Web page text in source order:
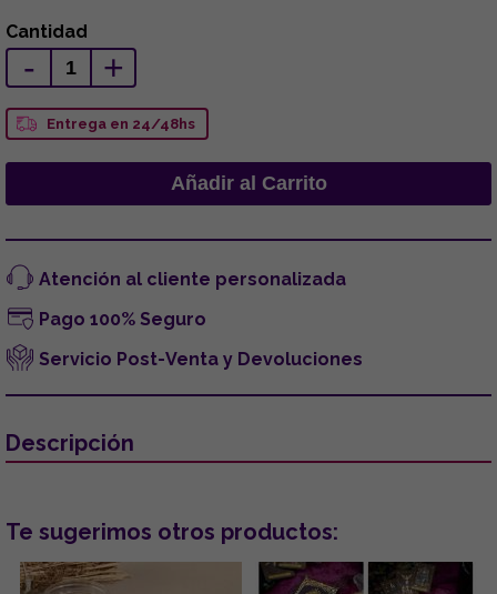
Cantidad
- +
Entrega en 24/48hs
Atención al cliente personalizada
Pago 100% Seguro
Servicio Post-Venta y Devoluciones
Descripción
Te sugerimos otros productos: